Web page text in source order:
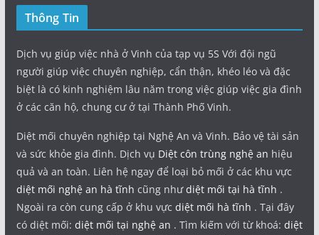
Thông Tin
Dịch vụ giúp việc nhà ở Vinh của tạp vụ 5S Với đội ngũ
người giúp việc chuyên nghiệp, cẩn thận, khéo léo và đặc
biệt là có kinh nghiệm lâu năm trong việc giúp việc gia đình
ở các căn hộ, chung cư ở tại Thành Phố Vinh.
Diệt mối chuyên nghiệp tại Nghệ An và Vinh. Bảo vệ tài sản
và sức khỏe gia đình. Dịch vụ Diệt côn trùng nghệ an hiệu
quả và an toàn. Liên hệ ngay để loại bỏ mối ở các khu vực
diệt mối nghệ an hà tĩnh cũng nhưdiệt mối tại hà tĩnh .
Ngoài ra còn cung cấp ở khu vực diệt mối hà tĩnh . Tại đây
có diệt mối: diệt mối tại nghệ an . Tìm kiếm với từ khoá: diệt